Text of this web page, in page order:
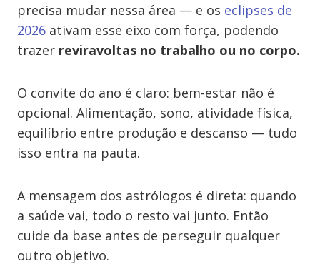
precisa mudar nessa área — e os eclipses de
2026 ativam esse eixo com força, podendo
trazer reviravoltas no trabalho ou no corpo.
O convite do ano é claro: bem-estar não é
opcional. Alimentação, sono, atividade física,
equilíbrio entre produção e descanso — tudo
isso entra na pauta.
A mensagem dos astrólogos é direta: quando
a saúde vai, todo o resto vai junto. Então
cuide da base antes de perseguir qualquer
outro objetivo.